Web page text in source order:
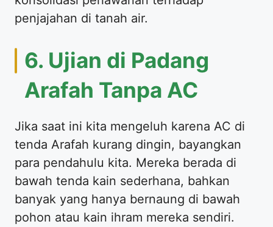
penjajahan di tanah air.
6. Ujian di Padang
Arafah Tanpa AC
Jika saat ini kita mengeluh karena AC di
tenda Arafah kurang dingin, bayangkan
para pendahulu kita. Mereka berada di
bawah tenda kain sederhana, bahkan
banyak yang hanya bernaung di bawah
pohon atau kain ihram mereka sendiri.